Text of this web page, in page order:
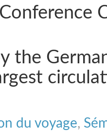
the
du voyage,